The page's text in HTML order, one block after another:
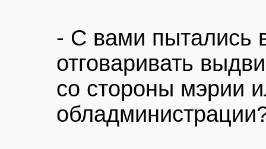
- С вами пытались
отговаривать
со стороны мэрии